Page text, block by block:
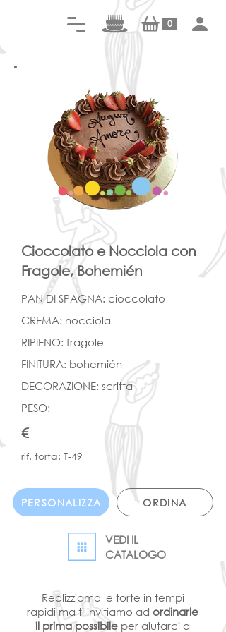
0
Realizziamo le torte in tempi
rapidi ma ti invitiamo ad ordinarle
il prima possibile per aiutarci a
Cioccolato e Nocciola con
Fragole, Bohemién
PAN DI SPAGNA: cioccolato
CREMA: nocciola
RIPIENO: fragole
FINITURA: bohemién
DECORAZIONE: scritta
PESO:
€
rif. torta: T-49
PERSONALIZZA ORDINA
VEDI IL
CATALOGO